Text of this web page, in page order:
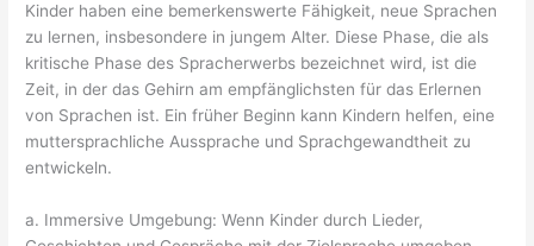
Kinder haben eine bemerkenswerte Fähigkeit, neue Sprachen
zu lernen, insbesondere in jungem Alter. Diese Phase, die als
kritische Phase des Spracherwerbs bezeichnet wird, ist die
Zeit, in der das Gehirn am empfänglichsten für das Erlernen
von Sprachen ist. Ein früher Beginn kann Kindern helfen, eine
muttersprachliche Aussprache und Sprachgewandtheit zu
entwickeln.
a. Immersive Umgebung: Wenn Kinder durch Lieder,